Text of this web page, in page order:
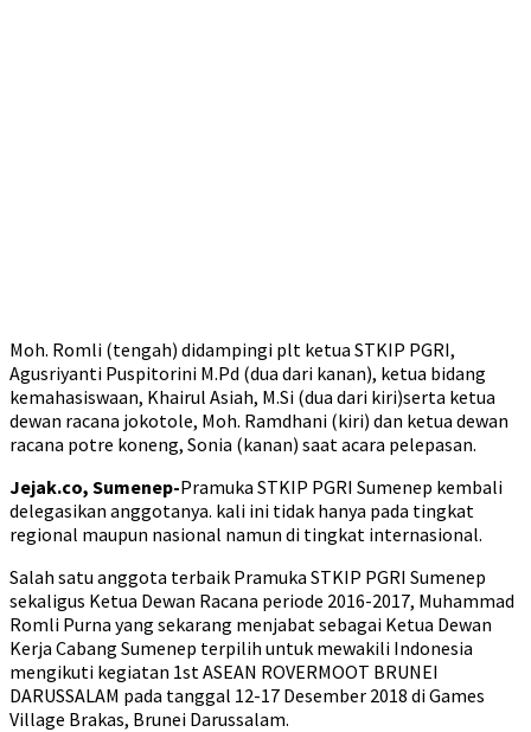
Moh. Romli (tengah) didampingi plt ketua STKIP PGRI,
Agusriyanti Puspitorini M.Pd (dua dari kanan), ketua bidang
kemahasiswaan, Khairul Asiah, M.Si (dua dari kiri)serta ketua
dewan racana jokotole, Moh. Ramdhani (kiri) dan ketua dewan
racana potre koneng, Sonia (kanan) saat acara pelepasan.
Jejak.co, Sumenep-Pramuka STKIP PGRI Sumenep kembali
delegasikan anggotanya. kali ini tidak hanya pada tingkat
regional maupun nasional namun di tingkat internasional.
Salah satu anggota terbaik Pramuka STKIP PGRI Sumenep
sekaligus Ketua Dewan Racana periode 2016-2017, Muhammad
Romli Purna yang sekarang menjabat sebagai Ketua Dewan
Kerja Cabang Sumenep terpilih untuk mewakili Indonesia
mengikuti kegiatan 1st ASEAN ROVERMOOT BRUNEI
DARUSSALAM pada tanggal 12-17 Desember 2018 di Games
Village Brakas, Brunei Darussalam.